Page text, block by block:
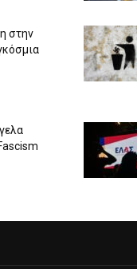
στην